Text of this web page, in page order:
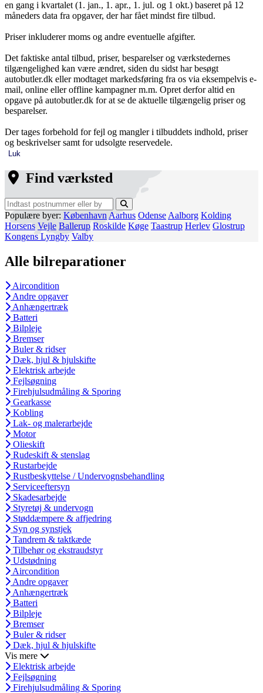
en gang i kvartalet (1. jan., 1. apr., 1. jul. og 1 okt.) baseret på 12
måneders data fra opgaver, der har fået mindst fire tilbud.
Priser inkluderer moms og andre eventuelle afgifter.
Det faktiske antal tilbud, priser, besparelser og værkstedernes
tilgængelighed kan være ændret, siden du sidst har besøgt
autobutler.dk eller modtaget markedsføring fra os via eksempelvis e-
mail, online eller offline kampagner m.m. Opret derfor altid en
opgave på autobutler.dk for at se de aktuelle tilgængelig priser og
besparelser.
Der tages forbehold for fejl og mangler i tilbuddets indhold, priser
og beskrivelser samt for udsolgte reservedele.
Luk
Find værksted
Populære byer: København Aarhus Odense Aalborg Kolding
Horsens Vejle Ballerup Roskilde Køge Taastrup Herlev Glostrup
Kongens Lyngby Valby
Alle bilreparationer
Aircondition
Andre opgaver
Anhængertræk
Batteri
Bilpleje
Bremser
Buler & ridser
Dæk, hjul & hjulskifte
Elektrisk arbejde
Fejlsøgning
Firehjulsudmåling & Sporing
Gearkasse
Kobling
Lak- og malerarbejde
Motor
Olieskift
Rudeskift & stenslag
Rustarbejde
Rustbeskyttelse / Undervognsbehandling
Serviceeftersyn
Skadesarbejde
Styretøj & undervogn
Støddæmpere & affjedring
Syn og synstjek
Tandrem & taktkæde
Tilbehør og ekstraudstyr
Udstødning
Aircondition
Andre opgaver
Anhængertræk
Batteri
Bilpleje
Bremser
Buler & ridser
Dæk, hjul & hjulskifte
Vis mere
Elektrisk arbejde
Fejlsøgning
Firehjulsudmåling & Sporing